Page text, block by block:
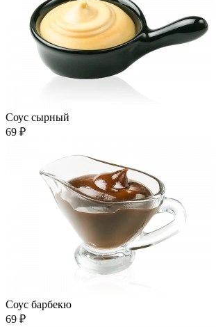
Соус сырный
69 ₽
Соус барбекю
69 ₽